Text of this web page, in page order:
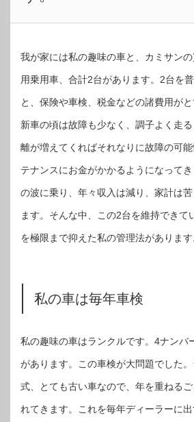
我が家には私の趣味の車と、カミサン
用乗用車、合計2台があります。2台を
と、保険や車検、税金などの諸費用が
新車の頃は故障も少なく、調子よく走
離が増えてくればそれなりに故障の可
テナンスにお金がかかるようになって
の波に乗り、年々収入は減り、家計は
ます。そんな中、この2台を維持できて
を極限まで抑えた私の管理法があります
私の車は毎年車検
私の趣味の車はランクルです。4ナンバ
があります。この車検が大問題でした
式、とても古い車なので、年を重ねる
れてきます。これを毎年ディーラーに